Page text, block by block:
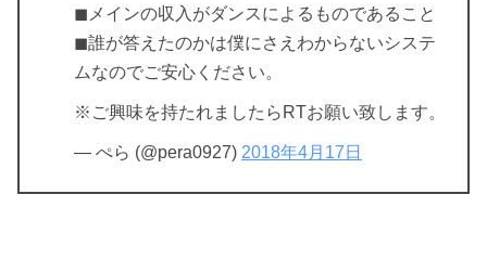
◼メインの収入がダンスによるものであること
◼誰が答えたのかは僕にさえわからないシステ
ムなのでご安心ください。
※ご興味を持たれましたらRTお願い致します。
— ぺら (@pera0927) 2018年4月17日